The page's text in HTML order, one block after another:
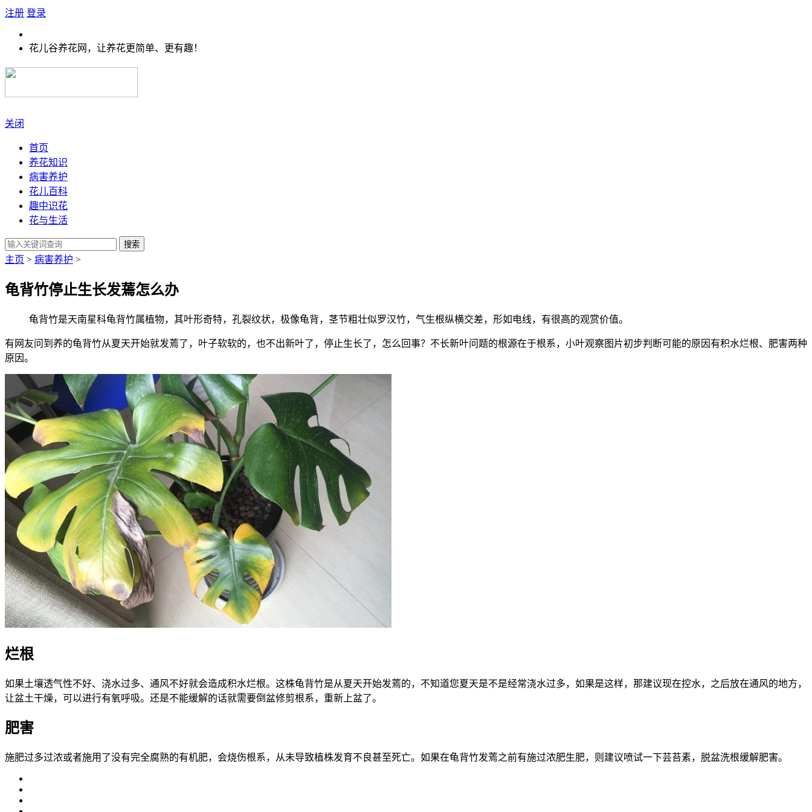
注册 登录
花儿谷养花网，让养花更简单、更有趣！
关闭
首页
养花知识
病害养护
花儿百科
趣中识花
花与生活
搜索
主页 > 病害养护 >
龟背竹停止生长发蔫怎么办
龟背竹是天南星科龟背竹属植物，其叶形奇特，孔裂纹状，极像龟背，茎节粗壮似罗汉竹，气生根纵横交差，形如电线，有很高的观赏价值。
有网友问到养的龟背竹从夏天开始就发蔫了，叶子软软的，也不出新叶了，停止生长了，怎么回事？不长新叶问题的根源在于根系，小叶观察图片初步判断可能的原因有积水烂根、肥害两种
原因。
烂根
如果土壤透气性不好、浇水过多、通风不好就会造成积水烂根。这株龟背竹是从夏天开始发蔫的，不知道您夏天是不是经常浇水过多，如果是这样，那建议现在控水，之后放在通风的地方，
让盆土干燥，可以进行有氧呼吸。还是不能缓解的话就需要倒盆修剪根系，重新上盆了。
肥害
施肥过多过浓或者施用了没有完全腐熟的有机肥，会烧伤根系，从未导致植株发育不良甚至死亡。如果在龟背竹发蔫之前有施过浓肥生肥，则建议喷试一下芸苔素，脱盆洗根缓解肥害。